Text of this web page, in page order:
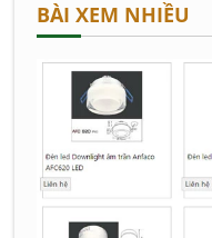
BÀI XEM NHIỀU